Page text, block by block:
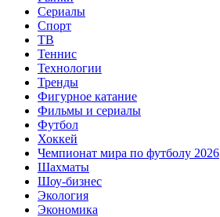
Сериалы
Спорт
ТВ
Теннис
Технологии
Тренды
Фигурное катание
Фильмы и сериалы
Футбол
Хоккей
Чемпионат мира по футболу 2026
Шахматы
Шоу-бизнес
Экология
Экономика